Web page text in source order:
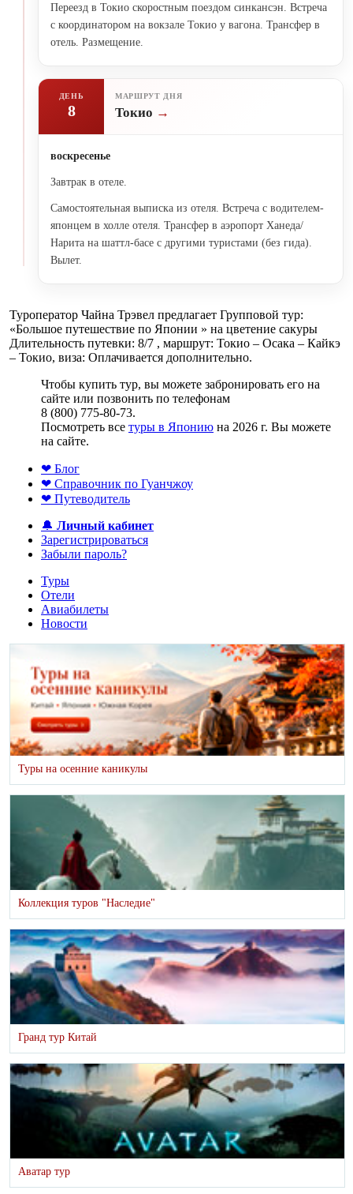
Переезд в Токио скоростным поездом синкансэн. Встреча
с координатором на вокзале Токио у вагона. Трансфер в
отель. Размещение.
ДЕНЬ
8
МАРШРУТ ДНЯ
Токио
воскресенье
Завтрак в отеле.
Самостоятельная выписка из отеля. Встреча с водителем-
японцем в холле отеля. Трансфер в аэропорт Ханеда/
Нарита на шаттл-басе с другими туристами (без гида).
Вылет.
Туроператор Чайна Трэвел предлагает Групповой тур:
«Большое путешествие по Японии » на цветение сакуры
Длительность путевки: 8/7 , маршрут: Токио – Осака – Кайкэ
– Токио, виза: Оплачивается дополнительно.
Чтобы купить тур, вы можете забронировать его на
сайте или позвонить по телефонам
8 (800) 775-80-73.
Посмотреть все туры в Японию на 2026 г. Вы можете
на сайте.
❤ Блог
❤ Справочник по Гуанчжоу
❤ Путеводитель
🔔 Личный кабинет
Зарегистрироваться
Забыли пароль?
Туры
Отели
Авиабилеты
Новости
Туры на осенние каникулы
Коллекция туров "Наследие"
Гранд тур Китай
Аватар тур